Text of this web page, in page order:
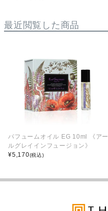
最近閲覧した商品
パフュームオイル EG 10ml 《アー
ルグレイインフュージョン》
¥5,170(税込)